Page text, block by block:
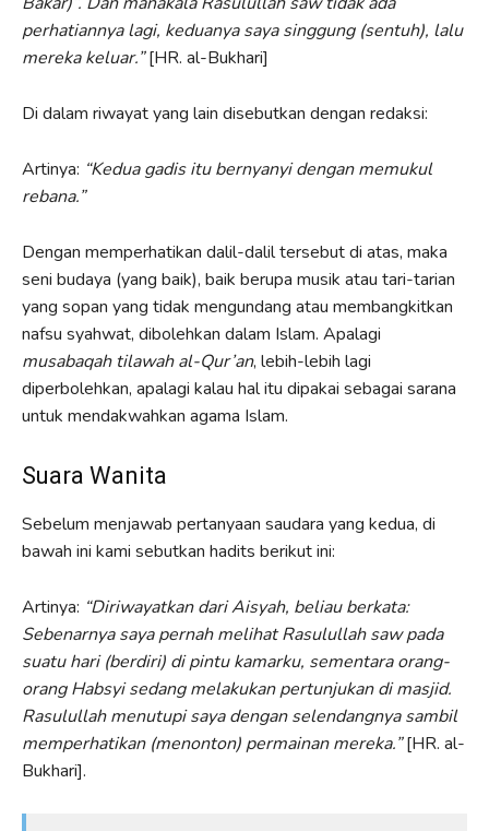
perhatiannya lagi, keduanya saya singgung (sentuh), lalu
mereka keluar.”[HR. al-Bukhari]
Di dalam riwayat yang lain disebutkan dengan redaksi:
Artinya: “Kedua gadis itu bernyanyi dengan memukul
rebana.”
Dengan memperhatikan dalil-dalil tersebut di atas, maka
seni budaya (yang baik), baik berupa musik atau tari-tarian
yang sopan yang tidak mengundang atau membangkitkan
nafsu syahwat, dibolehkan dalam Islam. Apalagi
musabaqah tilawah al-Qur’an, lebih-lebih lagi
diperbolehkan, apalagi kalau hal itu dipakai sebagai sarana
untuk mendakwahkan agama Islam.
Suara Wanita
Sebelum menjawab pertanyaan saudara yang kedua, di
bawah ini kami sebutkan hadits berikut ini:
Artinya: “Diriwayatkan dari Aisyah, beliau berkata:
Sebenarnya saya pernah melihat Rasulullah saw pada
suatu hari (berdiri) di pintu kamarku, sementara orang-
orang Habsyi sedang melakukan pertunjukan di masjid.
Rasulullah menutupi saya dengan selendangnya sambil
memperhatikan (menonton) permainan mereka.”[HR. al-
Bukhari].